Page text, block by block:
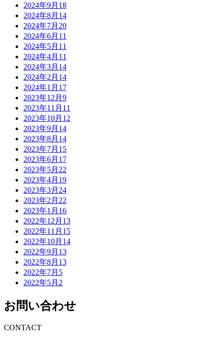
2024年9月 18
2024年8月 14
2024年7月 20
2024年6月 11
2024年5月 11
2024年4月 11
2024年3月 14
2024年2月 14
2024年1月 17
2023年12月 9
2023年11月 11
2023年10月 12
2023年9月 14
2023年8月 14
2023年7月 15
2023年6月 17
2023年5月 22
2023年4月 19
2023年3月 24
2023年2月 22
2023年1月 16
2022年12月 13
2022年11月 15
2022年10月 14
2022年9月 13
2022年8月 13
2022年7月 5
2022年5月 2
お問い合わせ
CONTACT